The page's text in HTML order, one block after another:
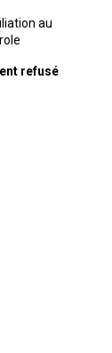
au
refusé